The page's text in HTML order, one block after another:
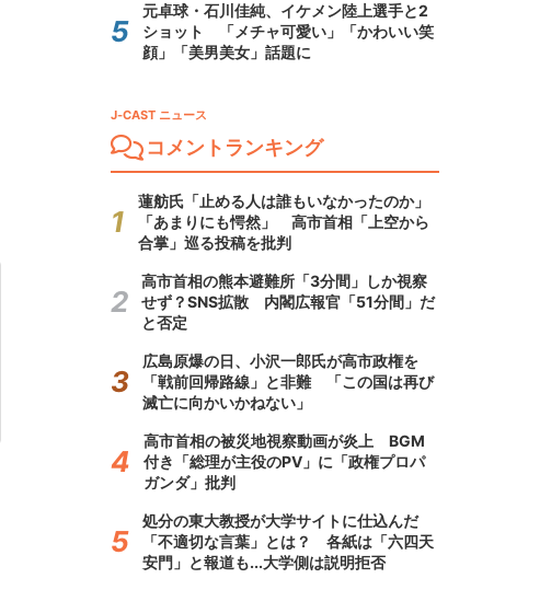
元卓球・石川佳純、イケメン陸上選手と2
ショット 「メチャ可愛い」「かわいい笑
顔」「美男美女」話題に
J-CAST ニュース
コメントランキング
蓮舫氏「止める人は誰もいなかったのか」
「あまりにも愕然」 高市首相「上空から
合掌」巡る投稿を批判
高市首相の熊本避難所「3分間」しか視察
せず？SNS拡散 内閣広報官「51分間」だ
と否定
広島原爆の日、小沢一郎氏が高市政権を
「戦前回帰路線」と非難 「この国は再び
滅亡に向かいかねない」
高市首相の被災地視察動画が炎上 BGM
付き「総理が主役のPV」に「政権プロパ
ガンダ」批判
処分の東大教授が大学サイトに仕込んだ
「不適切な言葉」とは？ 各紙は「六四天
安門」と報道も...大学側は説明拒否